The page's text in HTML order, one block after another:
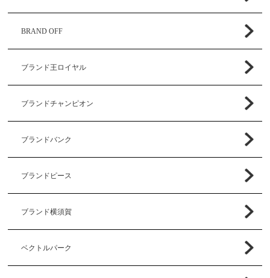
BRAND OFF
ブランド王ロイヤル
ブランドチャンピオン
ブランドバンク
ブランドピース
ブランド横須賀
ベクトルパーク